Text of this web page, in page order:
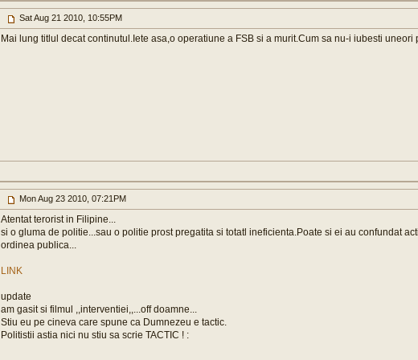
Sat Aug 21 2010, 10:55PM
Mai lung titlul decat continutul.Iete asa,o operatiune a FSB si a murit.Cum sa nu-i iubesti uneori
Mon Aug 23 2010, 07:21PM
Atentat terorist in Filipine...
si o gluma de politie...sau o politie prost pregatita si totatl ineficienta.Poate si ei au confundat
ordinea publica...
LINK
update
am gasit si filmul ,,interventiei,,...off doamne...
Stiu eu pe cineva care spune ca Dumnezeu e tactic.
Politistii astia nici nu stiu sa scrie TACTIC ! :